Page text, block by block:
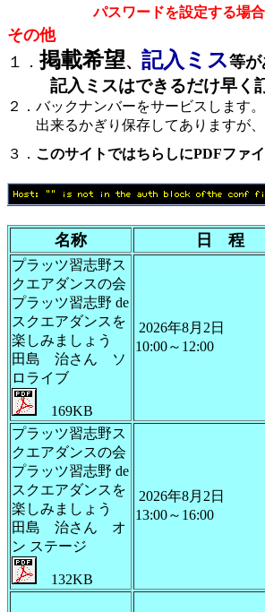
パスワードを設定する場
その他
１． 掲載希望、 記入ミス等が
記入ミスはできるだけ早く
２．バックナンバーをサービスします
出来るかぎり保存してありますが、
３． このサイトではちらしにPDFファ
名称 日 程
プラッツ習志野ス
クエアダンスの会
プラッツ習志野 de
スクエアダンスを
楽しみましょう
田島 治さん ソ
ロライブ
169KB
2026年8月2日
10:00～12:00
プラッツ習志野ス
クエアダンスの会
プラッツ習志野 de
スクエアダンスを
楽しみましょう
田島 治さん オ
ン ステージ
132KB
2026年8月2日
13:00～16:00